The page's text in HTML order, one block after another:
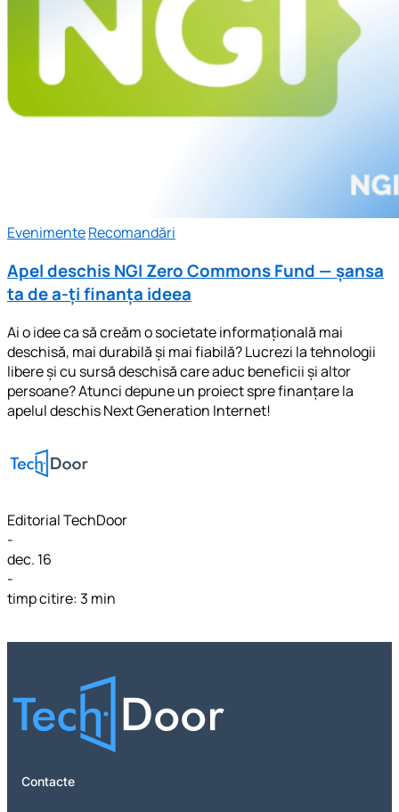
EvenimenteRecomandări
Apel deschis NGI Zero Commons Fund — șansa
ta de a-ți finanța ideea
Ai o idee ca să creăm o societate informațională mai
deschisă, mai durabilă și mai fiabilă? Lucrezi la tehnologii
libere și cu sursă deschisă care aduc beneficii și altor
persoane? Atunci depune un proiect spre finanțare la
apelul deschis Next Generation Internet!
Editorial TechDoor
-
dec. 16
-
timp citire: 3 min
Contacte